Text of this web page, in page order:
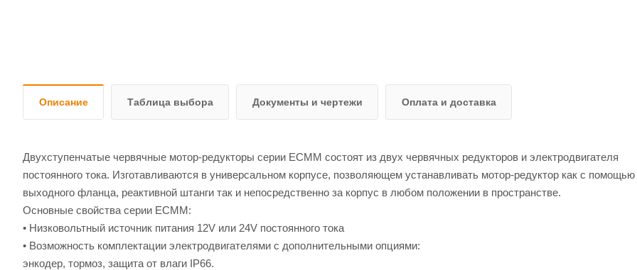
Описание Таблица выбора Документы и чертежи Оплата и доставка
Двухступенчатые червячные мотор-редукторы серии ЕСММ состоят из двух червячных редукторов и электродвигателя
постоянного тока. Изготавливаются в универсальном корпусе, позволяющем устанавливать мотор-редуктор как с помощью
выходного фланца, реактивной штанги так и непосредственно за корпус в любом положении в пространстве.
Основные свойства серии ЕСМM:
• Низковольтный источник питания 12V или 24V постоянного тока
• Возможность комплектации электродвигателями с дополнительными опциями:
энкодер, тормоз, защита от влаги IP66.